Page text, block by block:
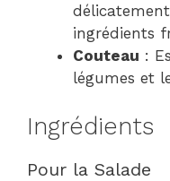
ingrédients
Couteau :
légumes et
Ingrédients
Pour la Salade